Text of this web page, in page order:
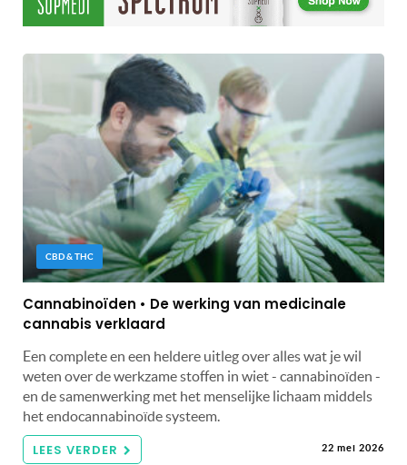
CBD & THC
Cannabinoïden • De werking van medicinale
cannabis verklaard
Een complete en een heldere uitleg over alles wat je wil
weten over de werkzame stoffen in wiet - cannabinoïden -
en de samenwerking met het menselijke lichaam middels
het endocannabinoïde systeem.
LEES VERDER 22 mei 2026